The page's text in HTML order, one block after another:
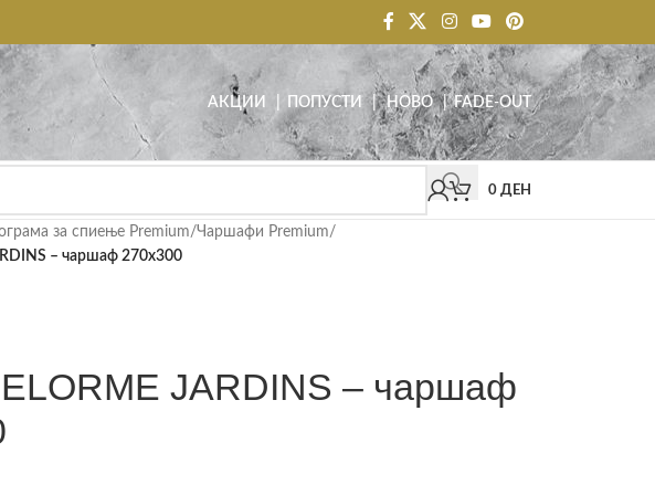
АКЦИИ | ПОПУСТИ |НОВО|FADE-OUT
0 ДЕН
за спиење Premium/Чаршафи Premium/
– чаршаф 270х300
JARDINS – чаршаф